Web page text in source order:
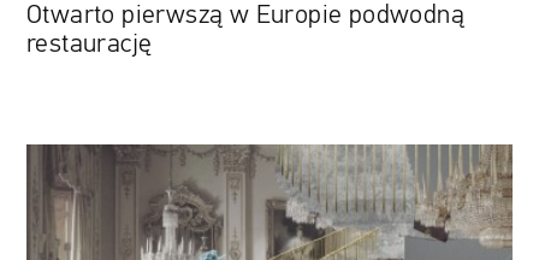
Otwarto pierwszą w Europie podwodną
restaurację
pomysł
Pałac